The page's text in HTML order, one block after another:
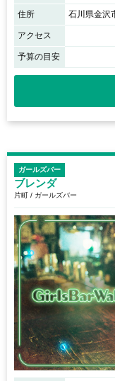
住所 石川県金沢
アクセス
予算の目安
ガールズバー
ブレンダ
片町 / ガールズバー